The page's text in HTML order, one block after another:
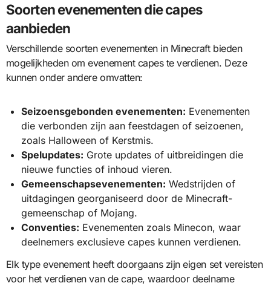
Soorten evenementen die capes
aanbieden
Verschillende soorten evenementen in Minecraft bieden
mogelijkheden om evenement capes te verdienen. Deze
kunnen onder andere omvatten:
Seizoensgebonden evenementen: Evenementen
die verbonden zijn aan feestdagen of seizoenen,
zoals Halloween of Kerstmis.
Spelupdates: Grote updates of uitbreidingen die
nieuwe functies of inhoud vieren.
Gemeenschapsevenementen: Wedstrijden of
uitdagingen georganiseerd door de Minecraft-
gemeenschap of Mojang.
Conventies: Evenementen zoals Minecon, waar
deelnemers exclusieve capes kunnen verdienen.
Elk type evenement heeft doorgaans zijn eigen set vereisten
voor het verdienen van de cape, waardoor deelname